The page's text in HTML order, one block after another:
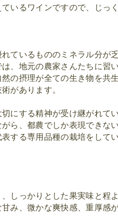
ているワインですので、じっ
ているもののミネラル分が
、地元の農家さんたちに習
然の摂理が全ての生き物を共
があります。
にする精神が受け継がれてい
ら、都農でしか表現できな
代表する専用品種の栽培
しっかりと した果実味と程
甘み、微かな爽快感、重厚感